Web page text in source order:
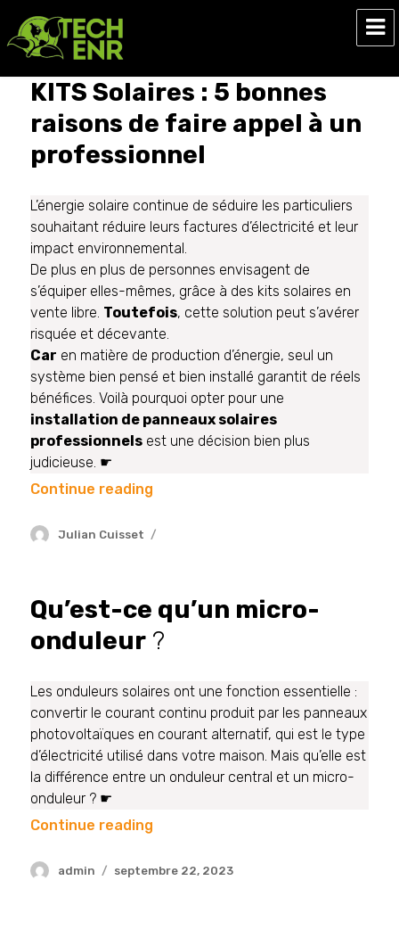
Tech ENR
KITS Solaires : 5 bonnes
raisons de faire appel à un
professionnel
L’énergie solaire continue de séduire les particuliers
souhaitant réduire leurs factures d’électricité et leur
impact environnemental.
De plus en plus de personnes envisagent de
s’équiper elles-mêmes, grâce à des kits solaires en
vente libre. Toutefois, cette solution peut s’avérer
risquée et décevante.
Car en matière de production d’énergie, seul un
système bien pensé et bien installé garantit de réels
bénéfices. Voilà pourquoi opter pour une
installation de panneaux solaires
professionnels est une décision bien plus
judicieuse. ☛
Continue reading
Julian Cuisset
Qu’est-ce qu’un micro-
onduleur ?
Les onduleurs solaires ont une fonction essentielle :
convertir le courant continu produit par les panneaux
photovoltaïques en courant alternatif, qui est le type
d’électricité utilisé dans votre maison. Mais qu’elle est
la différence entre un onduleur central et un micro-
onduleur ? ☛
Continue reading
admin septembre 22, 2023